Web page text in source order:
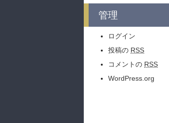
管理
ログイン
投稿の RSS
コメントの RSS
WordPress.org